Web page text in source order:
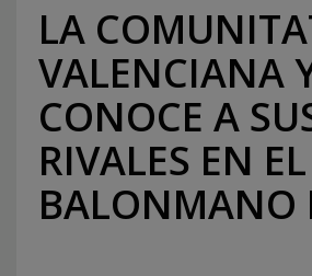
LA
VALENCIANA
CONOCE A
RIVALES EN
BALONMANO